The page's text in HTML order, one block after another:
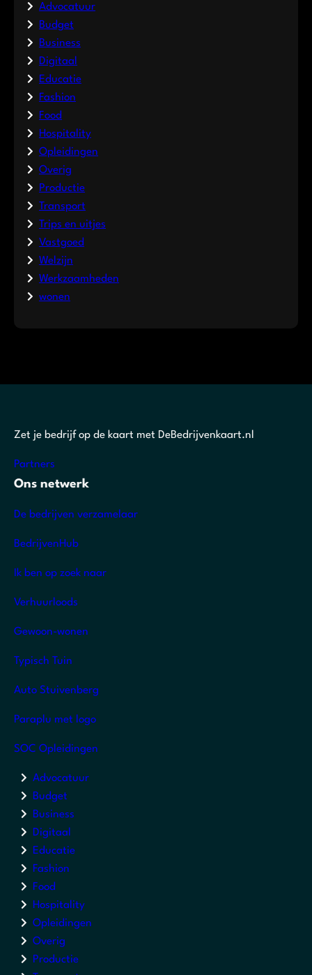
Advocatuur
Budget
Business
Digitaal
Educatie
Fashion
Food
Hospitality
Opleidingen
Overig
Productie
Transport
Trips en uitjes
Vastgoed
Welzijn
Werkzaamheden
wonen
Zet je bedrijf op de kaart met DeBedrijvenkaart.nl
Partners
Ons netwerk
De bedrijven verzamelaar
BedrijvenHub
Ik ben op zoek naar
Verhuurloods
Gewoon-wonen
Typisch Tuin
Auto Stuivenberg
Paraplu met logo
SOC Opleidingen
Advocatuur
Budget
Business
Digitaal
Educatie
Fashion
Food
Hospitality
Opleidingen
Overig
Productie